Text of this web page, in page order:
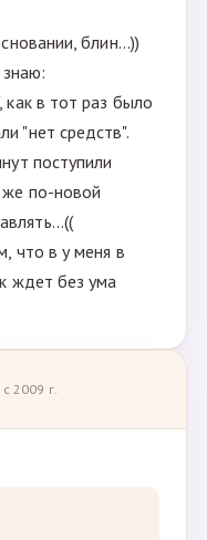
блин...))
знаю:
как в тот раз было
"нет средств".
поступили
же по-новой
что в у меня в
ждет без ума
2009 г.